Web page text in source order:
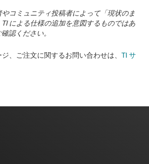
コミュニティ投稿者によって「現状のま
による仕様の追加を意図するものではあ
認ください。
、ご注文に関するお問い合わせは、 TI サ